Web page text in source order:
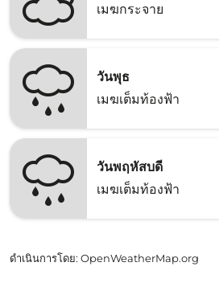
เมฆกระจาย
วันพุธ
เมฆเต็มท้องฟ้า
วันพฤหัสบดี
เมฆเต็มท้องฟ้า
ดำเนินการโดย: OpenWeatherMap.org